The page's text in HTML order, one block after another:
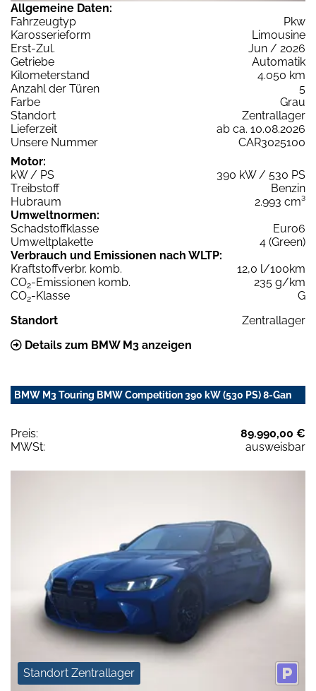
Allgemeine Daten:
Fahrzeugtyp
Pkw
Karosserieform
Limousine
Erst-Zul.
Jun / 2026
Getriebe
Automatik
Kilometerstand
4.050 km
Anzahl der Türen
5
Farbe
Grau
Standort
Zentrallager
Lieferzeit
ab ca. 10.08.2026
Unsere Nummer
CAR3025100
Motor:
kW / PS
390 kW / 530 PS
Treibstoff
Benzin
Hubraum
2.993 cm³
Umweltnormen:
Schadstoffklasse
Euro6
Umweltplakette
4 (Green)
Verbrauch und Emissionen nach WLTP:
Kraftstoffverbr. komb.
12,0 l/100km
CO2-Emissionen komb.
235 g/km
CO2-Klasse
G
Standort
Zentrallager
Details zum BMW M3 anzeigen
BMW M3 Touring BMW Competition 390 kW (530 PS) 8-Gan
Preis:
89.990,00 €
MWSt:
ausweisbar
Standort Zentrallager